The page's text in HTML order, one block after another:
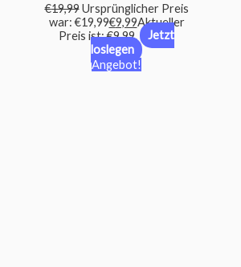
€19,99 Ursprünglicher Preis
war: €19,99€9,99Aktueller
Preis ist: €9,99.
Jetzt
loslegen
Angebot!